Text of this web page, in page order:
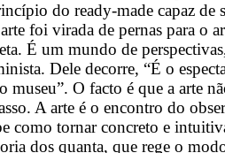
do ready-made capaz de
foi virada de pernas para o
É um mundo de
Dele decorre, “É o
museu”. O facto é que a arte
A arte é o encontro do
como tornar concreto e
dos quanta, que rege o